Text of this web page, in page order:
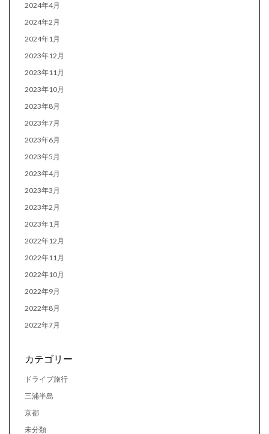
2024年4月
2024年2月
2024年1月
2023年12月
2023年11月
2023年10月
2023年8月
2023年7月
2023年6月
2023年5月
2023年4月
2023年3月
2023年2月
2023年1月
2022年12月
2022年11月
2022年10月
2022年9月
2022年8月
2022年7月
カテゴリー
ドライブ旅行
三浦半島
京都
未分類